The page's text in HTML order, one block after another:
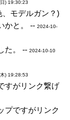
) 19:30:23
、モデルガン？)
かと。 -- 2024-10-
た。 -- 2024-10-10
) 19:28:53
すがリンク繋げ
プですがリンク